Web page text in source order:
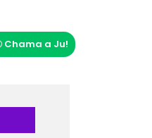
Chama a Ju!